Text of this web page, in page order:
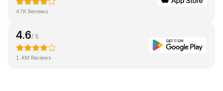
47K Reviews
4.6/ 5
1.4M Reviews